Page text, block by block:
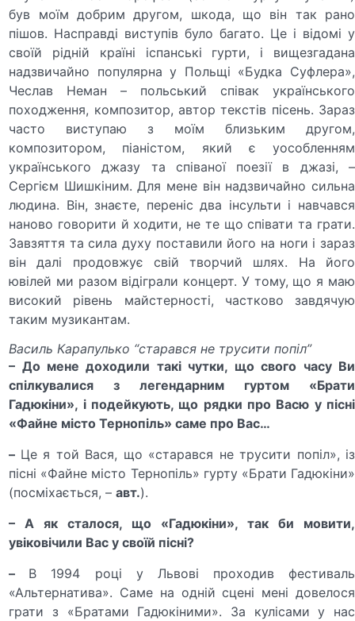
був моїм добрим другом, шкода, що він так рано
пішов. Насправді виступів було багато. Це і відомі у
своїй рідній країні іспанські гурти, і вищезгадана
надзвичайно популярна у Польщі «Будка Суфлера»,
Чеслав Неман – польський співак українського
походження, композитор, автор текстів пісень. Зараз
часто виступаю з моїм близьким другом,
композитором, піаністом, який є уособленням
українського джазу та співаної поезії в джазі, –
Сергієм Шишкіним. Для мене він надзвичайно сильна
людина. Він, знаєте, переніс два інсульти і навчався
наново говорити й ходити, не те що співати та грати.
Завзяття та сила духу поставили його на ноги і зараз
він далі продовжує свій творчий шлях. На його
ювілей ми разом відіграли концерт. У тому, що я маю
високий рівень майстерності, частково завдячую
таким музикантам.
Василь Карапулько “старався не трусити попіл”
– До мене доходили такі чутки, що свого часу Ви
спілкувалися з легендарним гуртом «Брати
Гадюкіни», і подейкують, що рядки про Васю у пісні
«Файне місто Тернопіль» саме про Вас…
– Це я той Вася, що «старався не трусити попіл», із
пісні «Файне місто Тернопіль» гурту «Брати Гадюкіни»
(посміхається, –авт.).
– А як сталося, що «Гадюкіни», так би мовити,
увіковічили Вас у своїй пісні?
– В 1994 році у Львові проходив фестиваль
«Альтернатива». Саме на одній сцені мені довелося
грати з «Братами Гадюкіними». За кулісами у нас